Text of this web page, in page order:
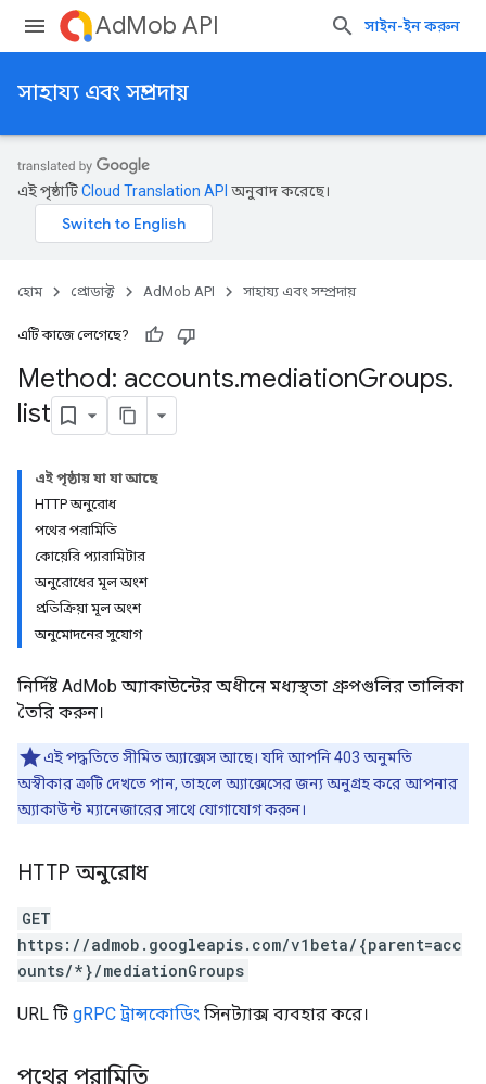
AdMob API সাইন-ইন করুন
সাহায্য এবং সম্প্রদায়
এই পৃষ্ঠাটিCloud Translation API অনুবাদ করেছে।
হোম প্রোডাক্ট AdMob API সাহায্য এবং সম্প্রদায়
এটি কাজে লেগেছে?
Method: accounts.mediationGroups.
list
এই পৃষ্ঠায় যা যা আছে
HTTP অনুরোধ
পথের পরামিতি
কোয়েরি প্যারামিটার
অনুরোধের মূল অংশ
প্রতিক্রিয়া মূল অংশ
অনুমোদনের সুযোগ
নির্দিষ্ট AdMob অ্যাকাউন্টের অধীনে মধ্যস্থতা গ্রুপগুলির তালিকা
তৈরি করুন।
এই পদ্ধতিতে সীমিত অ্যাক্সেস আছে। যদি আপনি 403 অনুমতি
অস্বীকার ত্রুটি দেখতে পান, তাহলে অ্যাক্সেসের জন্য অনুগ্রহ করে আপনার
অ্যাকাউন্ট ম্যানেজারের সাথে যোগাযোগ করুন।
HTTP অনুরোধ
GET
https://admob.googleapis.com/v1beta/{parent=acc
ounts/*}/mediationGroups
URL টি gRPC ট্রান্সকোডিং সিনট্যাক্স ব্যবহার করে।
পথের পরামিতি